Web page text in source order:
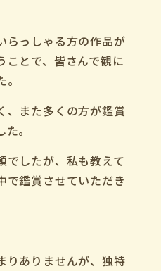
らっしゃる方の作品が
ことで、皆さんで観に
、また多くの方が鑑賞
。
でしたが、私も教えて
で鑑賞させていただき
りありませんが、独特